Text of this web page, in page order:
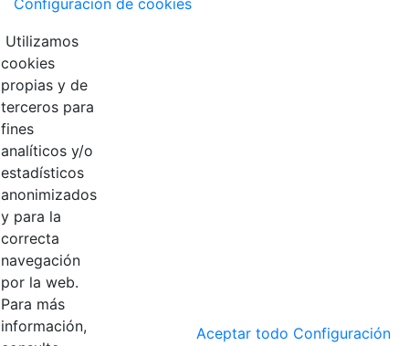
Utilizamos
cookies
propias y de
terceros para
fines
analíticos y/o
estadísticos
anonimizados
y para la
correcta
navegación
por la web.
Para más
información,
Aceptar todo Configuración